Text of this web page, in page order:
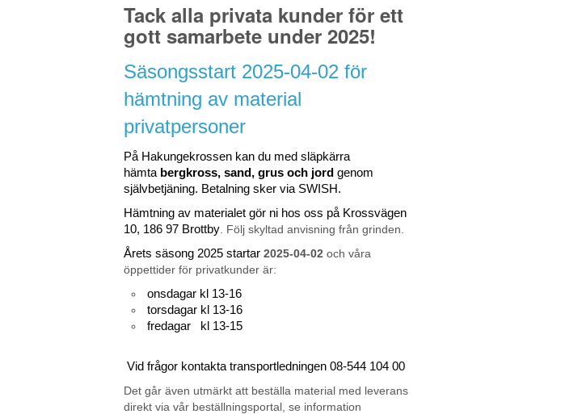
Tack alla privata kunder för ett
gott samarbete under 2025!
Säsongsstart 2025-04-02 för
hämtning av material
privatpersoner
På Hakungekrossen kan du med släpkärra
hämta bergkross, sand, grus och jord genom
självbetjäning. Betalning sker via SWISH.
Hämtning av materialet gör ni hos oss på Krossvägen
10, 186 97 Brottby . Följ skyltad anvisning från grinden.
Årets säsong 2025 startar 2025-04-02 och våra
öppettider för privatkunder är:
onsdagar kl 13-16
torsdagar kl 13-16
fredagar kl 13-15
Vid frågor kontakta transportledningen 08-544 104 00
Det går även utmärkt att beställa material med leverans
direkt via vår beställningsportal, se information